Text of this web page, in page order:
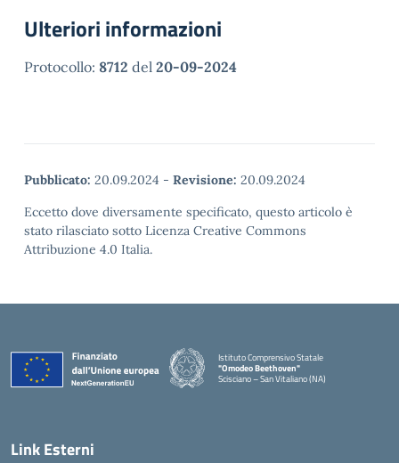
Ulteriori informazioni
Protocollo: 8712 del 20-09-2024
Pubblicato: 20.09.2024 - Revisione: 20.09.2024
Eccetto dove diversamente specificato, questo articolo è
stato rilasciato sotto Licenza Creative Commons
Attribuzione 4.0 Italia.
Istituto Comprensivo Statale
"Omodeo Beethoven"
Scisciano – San Vitaliano (NA)
Link Esterni